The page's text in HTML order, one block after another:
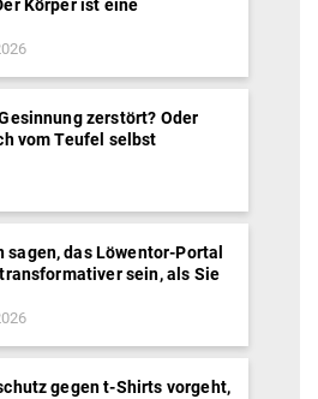
Körper ist eine
zerstört? Oder
vom Teufel selbst
sagen, das Löwentor-Portal
sein, als Sie
gegen t-Shirts vorgeht,